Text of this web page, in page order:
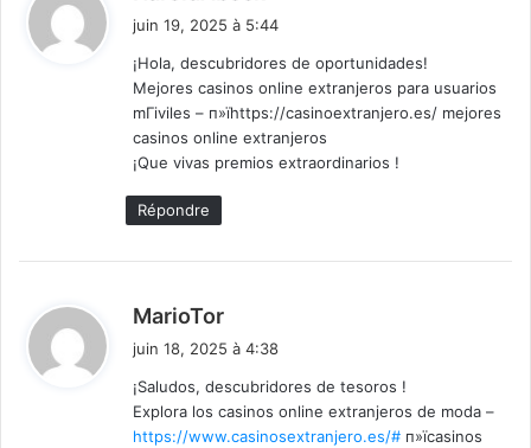
i
:
juin 19, 2025 à 5:44
¡Hola, descubridores de oportunidades!
Mejores casinos online extranjeros para usuarios
mГіviles – п»їhttps://casinoextranjero.es/ mejores
casinos online extranjeros
¡Que vivas premios extraordinarios !
Répondre
MarioTor
i
:
juin 18, 2025 à 4:38
¡Saludos, descubridores de tesoros !
Explora los casinos online extranjeros de moda –
https://www.casinosextranjero.es/# п»їcasinos